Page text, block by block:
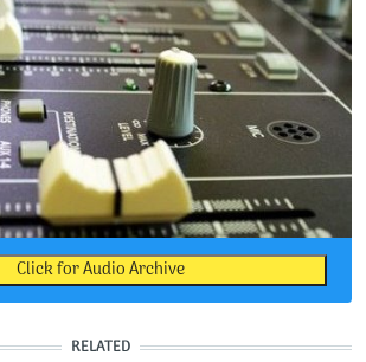
Click for Audio Archive
RELATED